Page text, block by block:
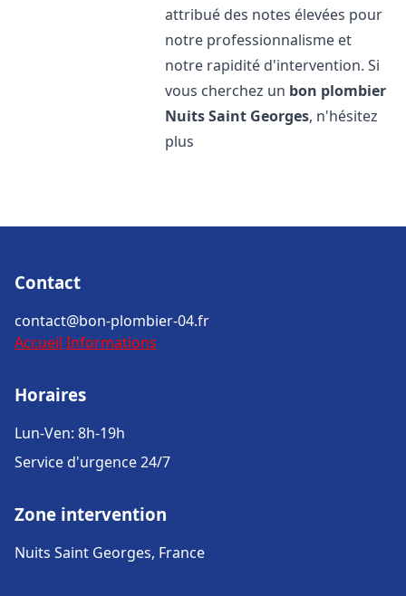
attribué des notes élevées pour
notre professionnalisme et
notre rapidité d'intervention. Si
vous cherchez un bon plombier
Nuits Saint Georges, n'hésitez
plus
Contact
contact@bon-plombier-04.fr
Accueil Informations
Horaires
Lun-Ven: 8h-19h
Service d'urgence 24/7
Zone intervention
Nuits Saint Georges, France